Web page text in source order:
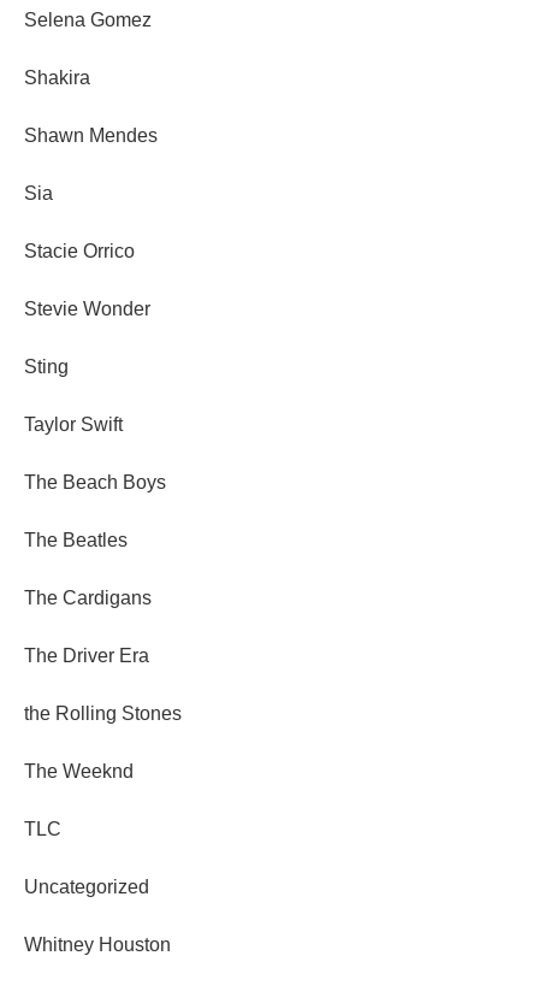
Selena Gomez
Shakira
Shawn Mendes
Sia
Stacie Orrico
Stevie Wonder
Sting
Taylor Swift
The Beach Boys
The Beatles
The Cardigans
The Driver Era
the Rolling Stones
The Weeknd
TLC
Uncategorized
Whitney Houston